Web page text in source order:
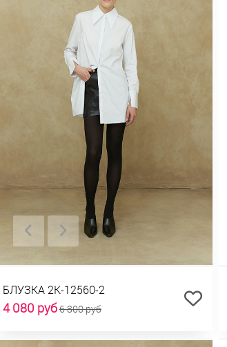
БЛУЗКА 2К-12560-2
4 080 руб6 800 руб